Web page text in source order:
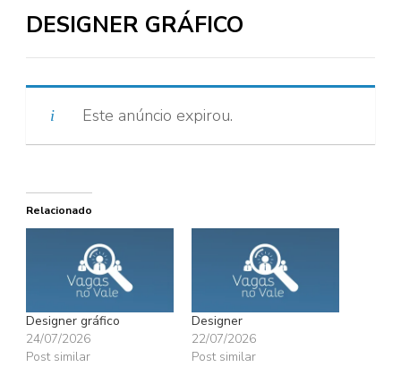
DESIGNER GRÁFICO
Este anúncio expirou.
Relacionado
Designer gráfico
24/07/2026
Post similar
Designer
22/07/2026
Post similar